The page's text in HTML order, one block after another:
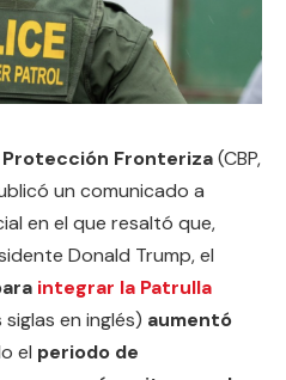
Protección Fronteriza(CBP,
un comunicado a
en el que resaltó que,
Donald Trump, el
integrar la Patrulla
siglas en inglés) aumentó
el periodo de